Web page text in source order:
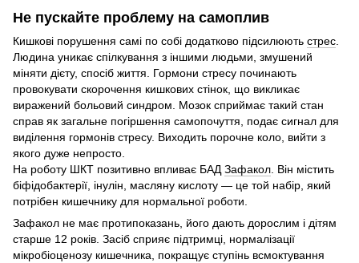
Не пускайте проблему на самоплив
Кишкові порушення самі по собі додатково підсилюють стрес
Людина уникає спілкування з іншими людьми, змушений
міняти дієту, спосіб життя. Гормони стресу починають
провокувати скорочення кишкових стінок, що викликає
виражений больовий синдром. Мозок сприймає такий стан
справ як загальне погіршення самопочуття, подає сигнал для
виділення гормонів стресу. Виходить порочне коло, вийти з
якого дуже непросто.
На роботу ШКТ позитивно впливає БАД Зафакол . Він містить
біфідобактерії, інулін, масляну кислоту — це той набір, який
потрібен кишечнику для нормальної роботи.
Зафакол не має протипоказань, його дають дорослим і дітям
старше 12 років. Засіб сприяє підтримці, нормалізації
мікробіоценозу кишечника, покращує ступінь всмоктування